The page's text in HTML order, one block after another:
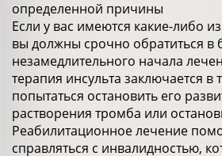
определенной причины
Если у вас имеются какие-либо
вы должны срочно обратиться в
незамедлительного начала
терапия инсульта заключается в
попытаться остановить его
растворения тромба или
Реабилитационное лечение
справляться с инвалидностью,